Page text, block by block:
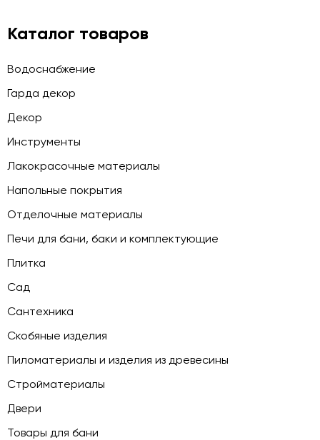
Каталог товаров
Водоснабжение
Гарда декор
Декор
Инструменты
Лакокрасочные материалы
Напольные покрытия
Отделочные материалы
Печи для бани, баки и комплектующие
Плитка
Сад
Сантехника
Скобяные изделия
Пиломатериалы и изделия из древесины
Стройматериалы
Двери
Товары для бани